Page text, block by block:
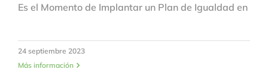
Es el Momento de Implantar un Plan de Igualdad en
24 septiembre 2023
Más información